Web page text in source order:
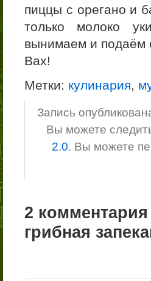
пиццы с орегано и
только молоко
вынимаем и подаём
Вах!
Метки: кулинария,
Запись
Вы можете
2.0. Вы можете
2
грибная